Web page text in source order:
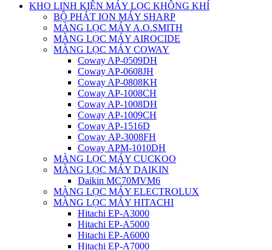
KHO LINH KIỆN MÁY LỌC KHÔNG KHÍ
BỘ PHÁT ION MÁY SHARP
MÀNG LỌC MÁY A.O.SMITH
MÀNG LỌC MÁY AIROCIDE
MÀNG LỌC MÁY COWAY
Coway AP-0509DH
Coway AP-0608JH
Coway AP-0808KH
Coway AP-1008CH
Coway AP-1008DH
Coway AP-1009CH
Coway AP-1516D
Coway AP-3008FH
Coway APM-1010DH
MÀNG LỌC MÁY CUCKOO
MÀNG LỌC MÁY DAIKIN
Daikin MC70MVM6
MÀNG LỌC MÁY ELECTROLUX
MÀNG LỌC MÁY HITACHI
Hitachi EP-A3000
Hitachi EP-A5000
Hitachi EP-A6000
Hitachi EP-A7000